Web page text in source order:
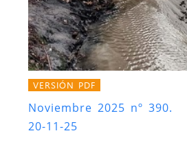
VERSIÓN PDF
Noviembre 2025 nº 390.
20-11-25